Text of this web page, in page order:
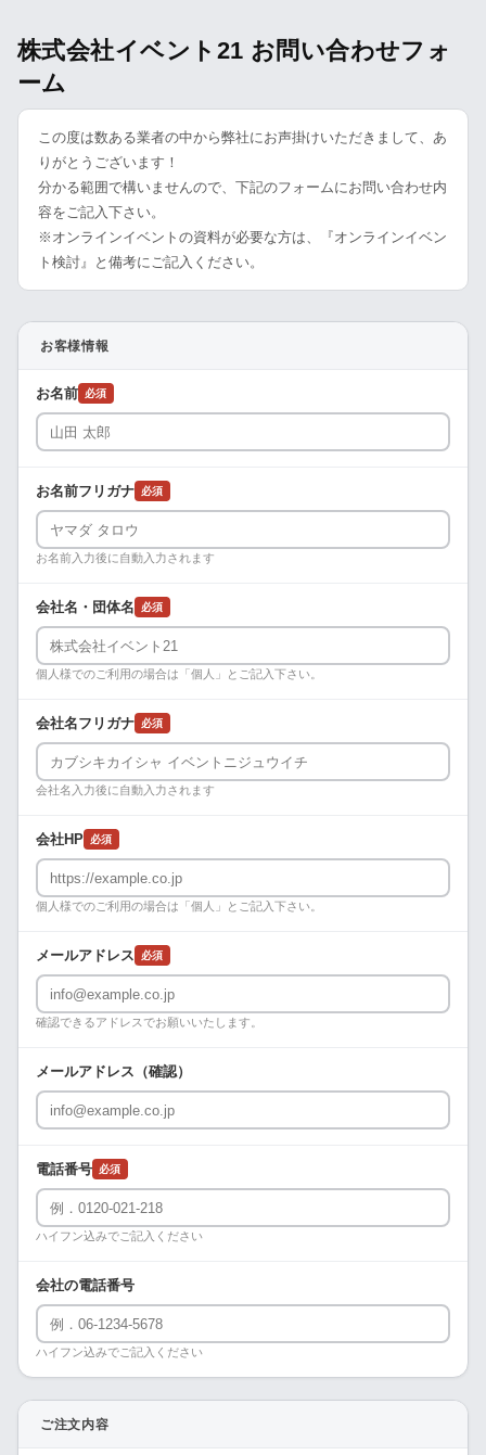
株式会社イベント21 お問い合わせフォ
ーム
この度は数ある業者の中から弊社にお声掛けいただきまして、あ
りがとうございます！
分かる範囲で構いませんので、下記のフォームにお問い合わせ内
容をご記入下さい。
※オンラインイベントの資料が必要な方は、『オンラインイベン
ト検討』と備考にご記入ください。
お客様情報
お名前 必須
お名前フリガナ 必須
お名前入力後に自動入力されます
会社名・団体名 必須
個人様でのご利用の場合は「個人」とご記入下さい。
会社名フリガナ 必須
会社名入力後に自動入力されます
会社HP 必須
個人様でのご利用の場合は「個人」とご記入下さい。
メールアドレス 必須
確認できるアドレスでお願いいたします。
メールアドレス（確認）
電話番号 必須
ハイフン込みでご記入ください
会社の電話番号
ハイフン込みでご記入ください
ご注文内容